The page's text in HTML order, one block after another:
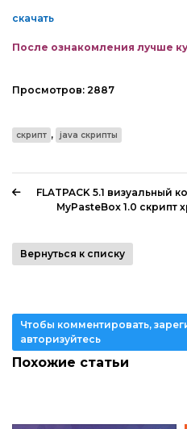
скачать
После ознакомления лучше
Просмотров: 2887
скрипт , java скрипты
FLATPACK 5.1 визуальный
MyPasteBox 1.0 скрипт
Вернуться к списку
Чтобы комментировать,
авторизуйтесь
Похожие статьи